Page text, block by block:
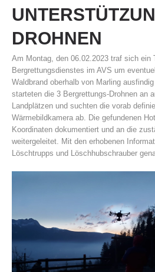
Association History
DROHNEN
Am Montag, den 06.02.2023 traf sich ein
Bergrettungsdienstes im AVS um
Waldbrand oberhalb von Marling
starteten die 3 Bergrettungs-Drohnen an
Landplätzen und suchten die vorab
Wärmebildkamera ab. Die gefundenen
Koordinaten dokumentiert und an die
weitergeleitet. Mit den erhobenen
Löschtrupps und Löschhubschrauber